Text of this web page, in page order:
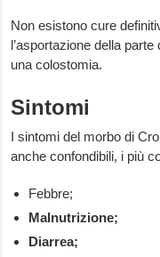
Non esistono cure
l’asportazione della
una colostomia.
Sintomi
I sintomi del morbo di
anche confondibili, i più
Febbre;
Malnutrizione;
Diarrea;